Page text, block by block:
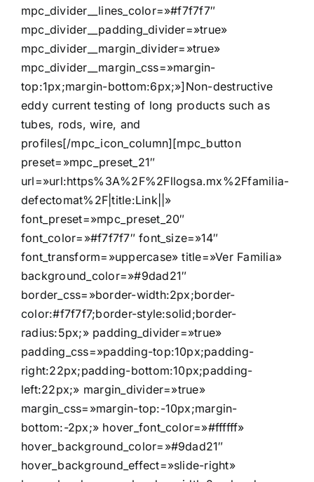
mpc_divider__lines_color=»#f7f7f7″
mpc_divider__padding_divider=»true»
mpc_divider__margin_divider=»true»
mpc_divider__margin_css=»margin-
top:1px;margin-bottom:6px;»]Non-destructive
eddy current testing of long products such as
tubes, rods, wire, and
profiles[/mpc_icon_column][mpc_button
preset=»mpc_preset_21″
url=»url:https%3A%2F%2Fllogsa.mx%2Ffamilia-
defectomat%2F|title:Link||»
font_preset=»mpc_preset_20″
font_color=»#f7f7f7″ font_size=»14″
font_transform=»uppercase» title=»Ver Familia»
background_color=»#9dad21″
border_css=»border-width:2px;border-
color:#f7f7f7;border-style:solid;border-
radius:5px;» padding_divider=»true»
padding_css=»padding-top:10px;padding-
right:22px;padding-bottom:10px;padding-
left:22px;» margin_divider=»true»
margin_css=»margin-top:-10px;margin-
bottom:-2px;» hover_font_color=»#ffffff»
hover_background_color=»#9dad21″
hover_background_effect=»slide-right»